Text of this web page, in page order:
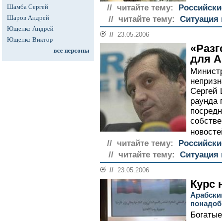
Шамба Сергей
Шаров Андрей
Ющенко Андрей
Ющенко Виктор
все персоны
// читайте тему:
// читайте тему:
Ситуация
// 23.05.2006
для
Сергей
раунда
// читайте тему:
// читайте тему:
Ситуация
// 23.05.2006
Курс